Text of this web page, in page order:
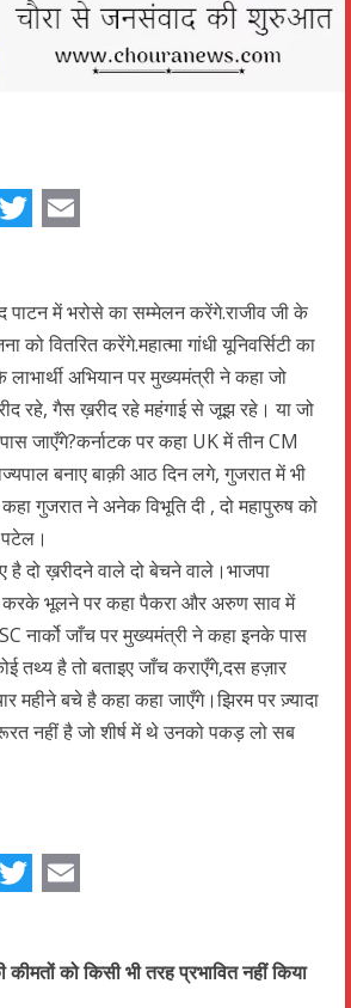
पाटन में भरोसे का सम्मेलन करेंगे.राजीव जी के
को वितरित करेंगे.महात्मा गांधी यूनिवर्सिटी का
अभियान पर मुख्यमंत्री ने कहा जो
रहे, गैस ख़रीद रहे महंगाई से जूझ रहे। या जो
जाएँगे?कर्नाटक पर कहा UK में तीन CM
बनाए बाक़ी आठ दिन लगे, गुजरात में भी
गुजरात ने अनेक विभूति दी , दो महापुरुष को
है दो ख़रीदने वाले दो बेचने वाले।भाजपा
करके भूलने पर कहा पैकरा और अरुण साव में
नार्को जाँच पर मुख्यमंत्री ने कहा इनके पास
तथ्य है तो बताइए जाँच कराएँगे,दस हज़ार
महीने बचे है कहा कहा जाएँगे।झिरम पर ज़्यादा
नहीं है जो शीर्ष में थे उनको पकड़ लो सब
को किसी भी तरह प्रभावित नहीं किया